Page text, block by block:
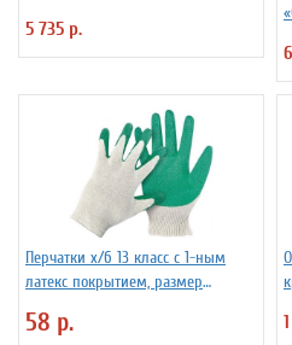
5 735 р.
Перчатки х/б 13 класс с 1-ным
латекс покрытием, размер
58 р.